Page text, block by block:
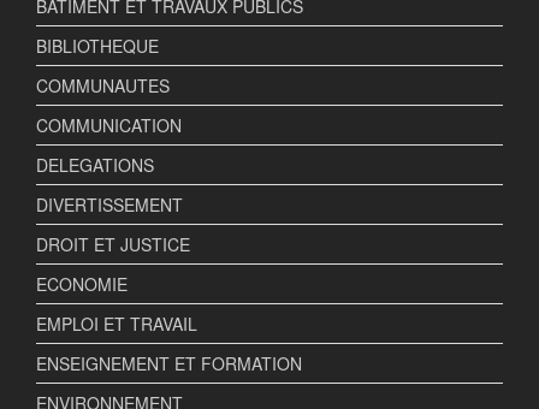
BATIMENT ET TRAVAUX PUBLICS
BIBLIOTHEQUE
COMMUNAUTES
COMMUNICATION
DELEGATIONS
DIVERTISSEMENT
DROIT ET JUSTICE
ECONOMIE
EMPLOI ET TRAVAIL
ENSEIGNEMENT ET FORMATION
ENVIRONNEMENT